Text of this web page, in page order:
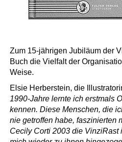
Zum 15-jährigen Jubiläum der
Buch die Vielfalt der
Weise.
Elsie Herberstein, die
1990-Jahre lernte ich erstmals
kennen. Diese Menschen, die
nie getroffen habe, faszinierten
Cecily Corti 2003 die VinziRast